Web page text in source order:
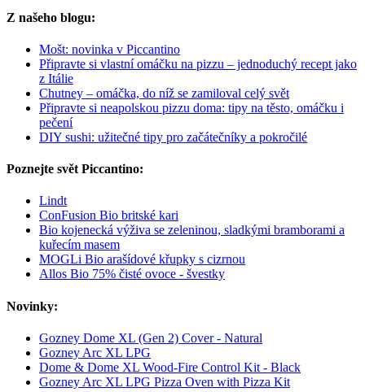
Z našeho blogu:
Mošt: novinka v Piccantino
Připravte si vlastní omáčku na pizzu – jednoduchý recept jako
z Itálie
Chutney – omáčka, do níž se zamiloval celý svět
Připravte si neapolskou pizzu doma: tipy na těsto, omáčku i
pečení
DIY sushi: užitečné tipy pro začátečníky a pokročilé
Poznejte svět Piccantino:
Lindt
ConFusion Bio britské kari
Bio kojenecká výživa se zeleninou, sladkými bramborami a
kuřecím masem
MOGLi Bio arašídové křupky s cizrnou
Allos Bio 75% čisté ovoce - švestky
Novinky:
Gozney Dome XL (Gen 2) Cover - Natural
Gozney Arc XL LPG
Dome & Dome XL Wood-Fire Control Kit - Black
Gozney Arc XL LPG Pizza Oven with Pizza Kit